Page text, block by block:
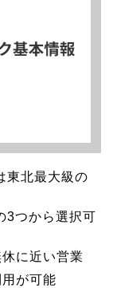
東北最大級の
3つから選択可
に近い営業
が可能